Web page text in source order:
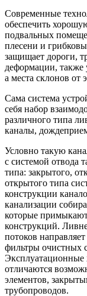
Современные
обеспечить
подвальных
плесени и
защищает дороги,
деформации, также
а места склонов от
Сама система
себя набор
различного типа
каналы,
Условно такую
с системой отвода
типа: закрытого,
открытого типа
конструкции
канализации
которые
конструкций.
потоков
фильтры очистных
Эксплуатационные
отличаются
элементов,
трубопроводов.